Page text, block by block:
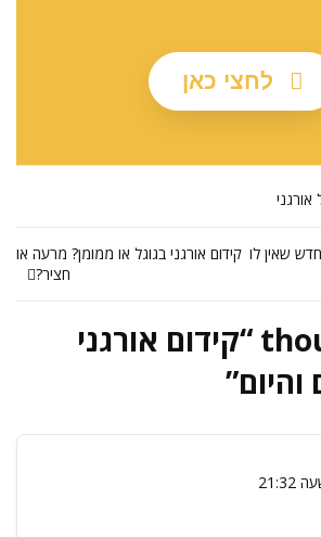
לחצי כאן
אורגני
שאין לו קידום אורגני בגוגל או ממומן? מרעה או
חציר?
קידום אורגני
”